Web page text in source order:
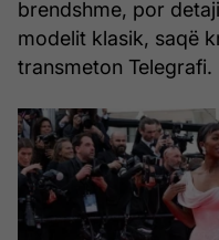
brendshme, por
modelit klasik, saqë
transmeton Telegrafi.